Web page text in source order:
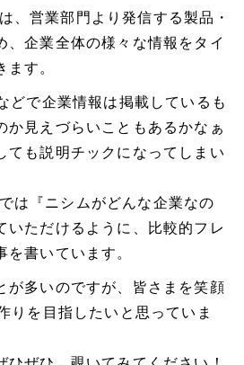
、営業部門より発信する製品・
、企業全体の様々な情報をタイ
ます。
どで企業情報は掲載しているも
か見えづらいこともあるかなぁ
ても説明チックになってしまい
は『ニシムがどんな企業なの
いただけるように、比較的フレ
を書いています。
が多いのですが、皆さまを笑顔
りを目指したいと思っていま